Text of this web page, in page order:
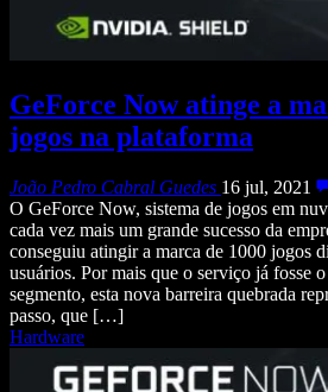
GeForce Now atinge a
jogos na plataforma
João Pedro Cabral Guedes 16 jul, 2021
O GeForce Now, sistema de jogos em
cada vez mais um grande sucesso da
conseguiu atingir a marca de 1000 jogos
usuários. Por mais que o serviço já fosse
segmento, esta nova barreira quebrada
passo, que […]
Hardware